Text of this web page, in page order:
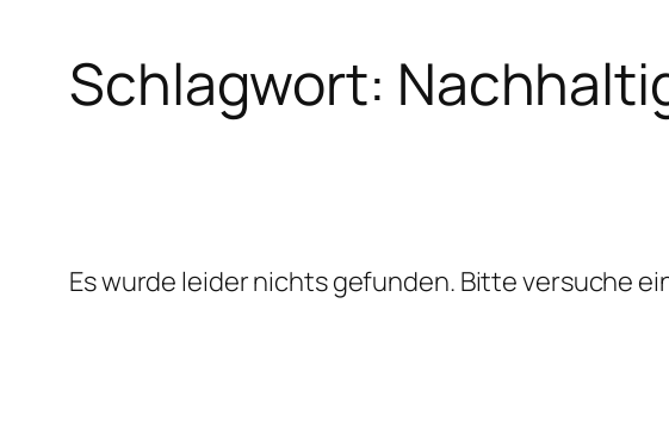
Schlagwort:
Es wurde leider nichts gefunden. Bitte versuche